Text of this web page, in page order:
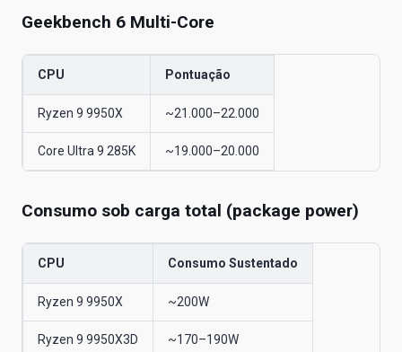
Geekbench 6 Multi-Core
CPU Pontuação
Ryzen 9 9950X ~21.000–22.000
Core Ultra 9 285K ~19.000–20.000
Consumo sob carga total (package power)
CPU Consumo Sustentado
Ryzen 9 9950X ~200W
Ryzen 9 9950X3D ~170–190W